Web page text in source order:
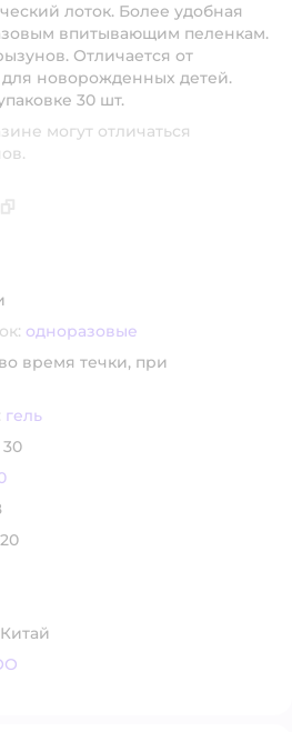
лоток. Более удобная
впитывающим пеленкам.
Отличается от
новорожденных детей.
30 шт.
могут отличаться
одноразовые
во время течки, при
гель
30
20
Китай